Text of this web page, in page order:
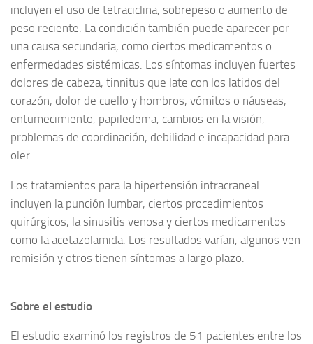
incluyen el uso de tetraciclina, sobrepeso o aumento de
peso reciente. La condición también puede aparecer por
una causa secundaria, como ciertos medicamentos o
enfermedades sistémicas. Los síntomas incluyen fuertes
dolores de cabeza, tinnitus que late con los latidos del
corazón, dolor de cuello y hombros, vómitos o náuseas,
entumecimiento, papiledema, cambios en la visión,
problemas de coordinación, debilidad e incapacidad para
oler.
Los tratamientos para la hipertensión intracraneal
incluyen la punción lumbar, ciertos procedimientos
quirúrgicos, la sinusitis venosa y ciertos medicamentos
como la acetazolamida. Los resultados varían, algunos ven
remisión y otros tienen síntomas a largo plazo.
Sobre el estudio
El estudio examinó los registros de 51 pacientes entre los